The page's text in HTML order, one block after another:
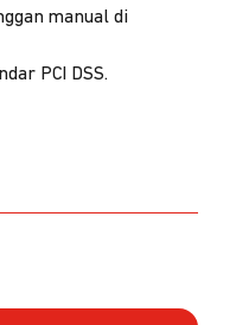
manual di
PCI DSS.